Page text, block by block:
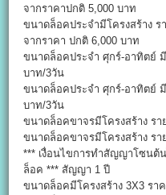
จากราคาปกติ 5,000 บาท
ขนาดล็อคประจำมีโครงสร้าง ร
จากราคา ปกติ 6,000 บาท
ขนาดล็อคประจำ ศุกร์-อาทิตย์ มี
บาท/3วัน
ขนาดล็อคประจำ ศุกร์-อาทิตย์ มี
บาท/3วัน
ขนาดล็อคขาจรมีโครงสร้าง ร
ขนาดล็อคขาจรมีโครงสร้าง ร
*** เงื่อนไขการทำสัญญาโซนต้
ล็อค *** สัญญา 1 ปี
ขนาดล็อคมีโครงสร้าง 3X3 รา